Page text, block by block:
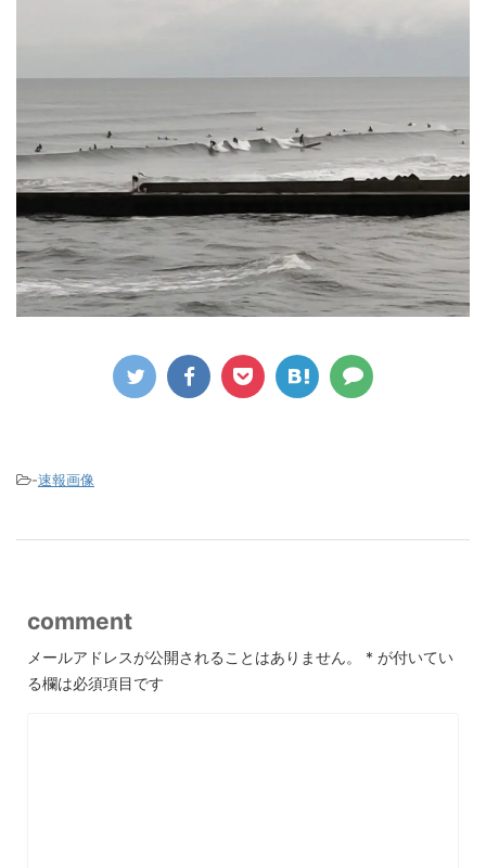
-速報画像
comment
メールアドレスが公開されることはありません。 * が付いてい
る欄は必須項目です